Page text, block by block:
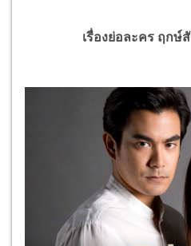
เรื่องย่อละคร ฤกษ์